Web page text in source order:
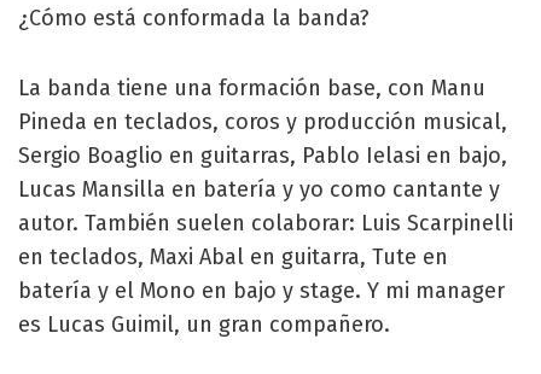
¿Cómo está conformada la banda?
La banda tiene una formación base, con Manu
Pineda en teclados, coros y producción musical,
Sergio Boaglio en guitarras, Pablo Ielasi en bajo,
Lucas Mansilla en batería y yo como cantante y
autor. También suelen colaborar: Luis Scarpinelli
en teclados, Maxi Abal en guitarra, Tute en
batería y el Mono en bajo y stage. Y mi manager
es Lucas Guimil, un gran compañero.